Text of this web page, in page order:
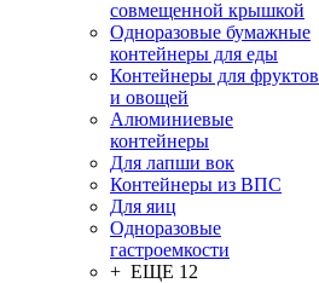
совмещенной крышкой
Одноразовые бумажные
контейнеры для еды
Контейнеры для фруктов
и овощей
Алюминиевые
контейнеры
Для лапши вок
Контейнеры из ВПС
Для яиц
Одноразовые
гастроемкости
+ ЕЩЕ 12